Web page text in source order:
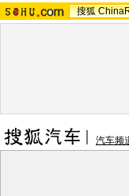
搜狐
汽车频